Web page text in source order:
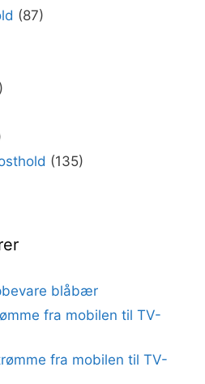
(87)
(135)
blåbær
fra mobilen til TV-
fra mobilen til TV-